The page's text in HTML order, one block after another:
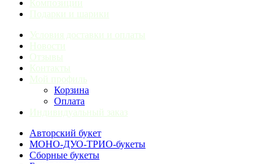
Композиции
Подарки и шарики
Условия доставки и оплаты
Новости
Отзывы
Контакты
Мой профиль
Корзина
Оплата
Индивидуальный заказ
Авторский букет
МОНО-ДУО-ТРИО-букеты
Сборные букеты